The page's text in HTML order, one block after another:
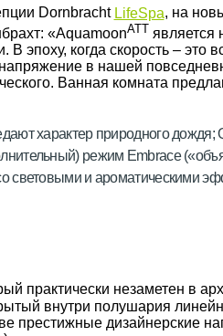
Dornbracht LifeSpa, на
«AquamoonATT является
эпоху, когда скорость – это
в нашей
Ванная комната
характер природного дождя;
режим Embrace
световыми и ароматическими
практически незаметен в
внутри полушария
престижные дизайнерские